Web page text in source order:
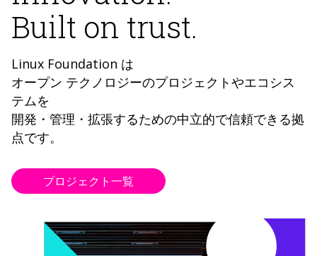
Built on trust.
Linux Foundation は
オープン テクノロジーのプロジェクトやエコシス
テムを
開発・管理・拡張するための中立的で信頼できる拠
点です。
プロジェクト一覧